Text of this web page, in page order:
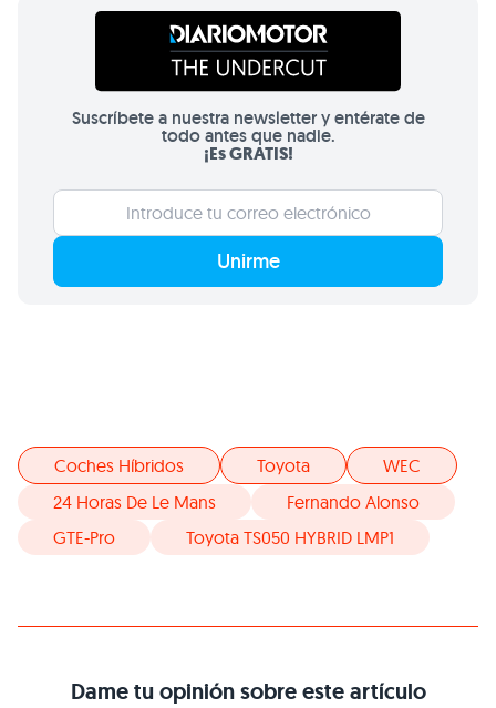
Suscríbete a nuestra newsletter y entérate de
todo antes que nadie.
¡Es GRATIS!
Unirme
Coches Híbridos Toyota
WEC
24 Horas De Le Mans
Fernando Alonso
GTE-Pro
Toyota TS050 HYBRID LMP1
Dame tu opinión sobre este artículo